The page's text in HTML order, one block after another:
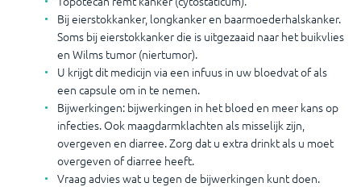
Bij eierstokkanker, longkanker en baarmoederhalskanker.
Soms bij eierstokkanker die is uitgezaaid naar het buikvlies
en Wilms tumor (niertumor).
U krijgt dit medicijn via een infuus in uw bloedvat of als
een capsule om in te nemen.
Bijwerkingen: bijwerkingen in het bloed en meer kans op
infecties. Ook maagdarmklachten als misselijk zijn,
overgeven en diarree. Zorg dat u extra drinkt als u moet
overgeven of diarree heeft.
Vraag advies wat u tegen de bijwerkingen kunt doen.